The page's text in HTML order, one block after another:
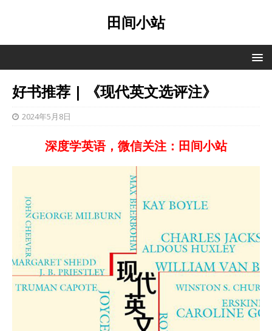
田间小站
好书推荐 | 《现代英文选评注》
2024年5月8日
深度学英语，微信关注：田间小站